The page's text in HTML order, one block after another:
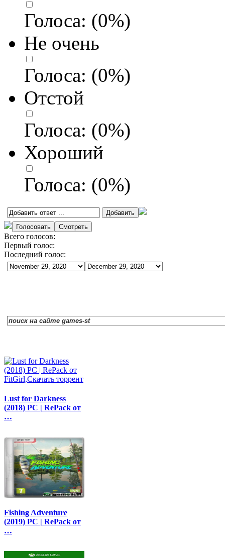
Голоса: (0%)
Не очень
Голоса: (0%)
Отстой
Голоса: (0%)
Хороший
Голоса: (0%)
Всего голосов:
Первый голос:
Последний голос:
Lust for Darkness
(2018) PC | RePack от
…
Fishing Adventure
(2019) PC | RePack от
…